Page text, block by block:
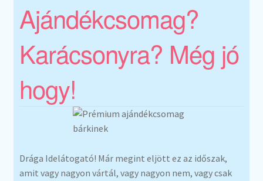
Fiókom
Ajándékcsomag?
Karácsonyra? Még jó
hogy!
Drága Idelátogató! Már megint eljött ez az időszak,
amit vagy nagyon vártál, vagy nagyon nem, vagy csak